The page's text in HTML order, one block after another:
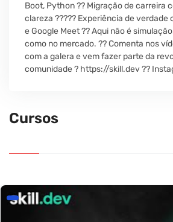
Boot, Python ?? Migração de carreira
clareza ????? Experiência de verdade
e Google Meet ?? Aqui não é
como no mercado. ?? Comenta nos
com a galera e vem fazer parte da
comunidade ? https://skill.dev ??
Cursos